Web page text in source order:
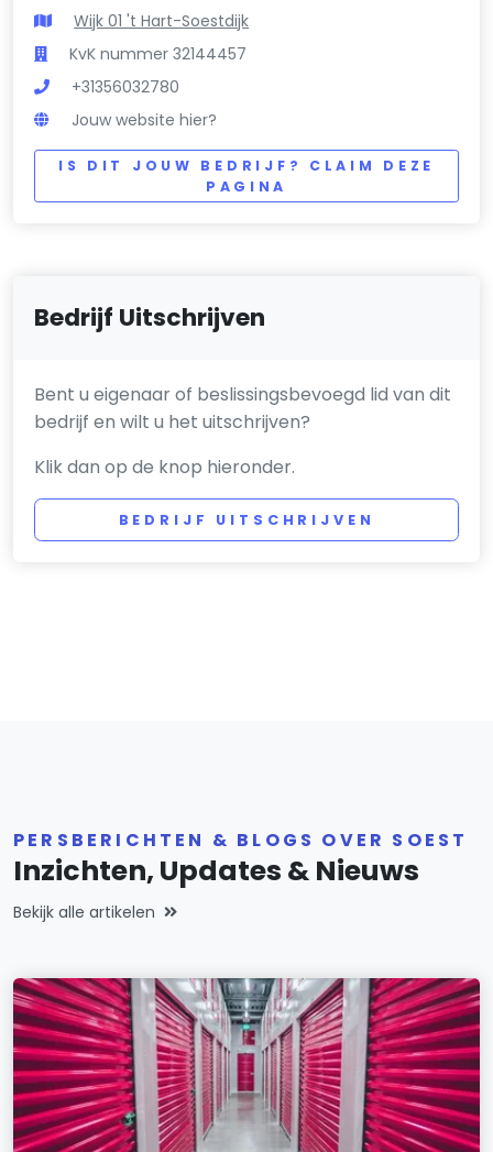
Wijk 01 't Hart-Soestdijk
KvK nummer 32144457
+31356032780
Jouw website hier?
IS DIT JOUW BEDRIJF? CLAIM DEZE
PAGINA
Bedrijf Uitschrijven
Bent u eigenaar of beslissingsbevoegd lid van dit
bedrijf en wilt u het uitschrijven?
Klik dan op de knop hieronder.
BEDRIJF UITSCHRIJVEN
PERSBERICHTEN & BLOGS OVER SOEST
Inzichten, Updates & Nieuws
Bekijk alle artikelen